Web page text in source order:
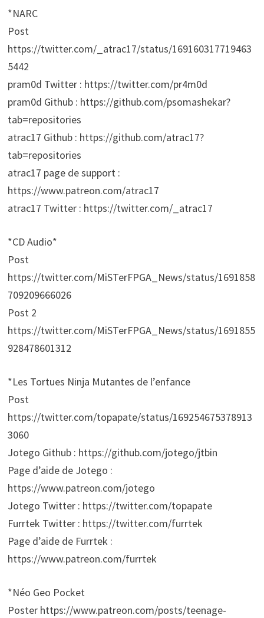
*NARC
Post
https://twitter.com/_atrac17/status/169160317719463
5442
pram0d Twitter : https://twitter.com/pr4m0d
pram0d Github : https://github.com/psomashekar?
tab=repositories
atrac17 Github : https://github.com/atrac17?
tab=repositories
atrac17 page de support :
https://www.patreon.com/atrac17
atrac17 Twitter : https://twitter.com/_atrac17
*CD Audio*
Post
https://twitter.com/MiSTerFPGA_News/status/1691858
709209666026
Post 2
https://twitter.com/MiSTerFPGA_News/status/1691855
928478601312
*Les Tortues Ninja Mutantes de l’enfance
Post
https://twitter.com/topapate/status/169254675378913
3060
Jotego Github : https://github.com/jotego/jtbin
Page d’aide de Jotego :
https://www.patreon.com/jotego
Jotego Twitter : https://twitter.com/topapate
Furrtek Twitter : https://twitter.com/furrtek
Page d’aide de Furrtek :
https://www.patreon.com/furrtek
*Néo Geo Pocket
Poster https://www.patreon.com/posts/teenage-